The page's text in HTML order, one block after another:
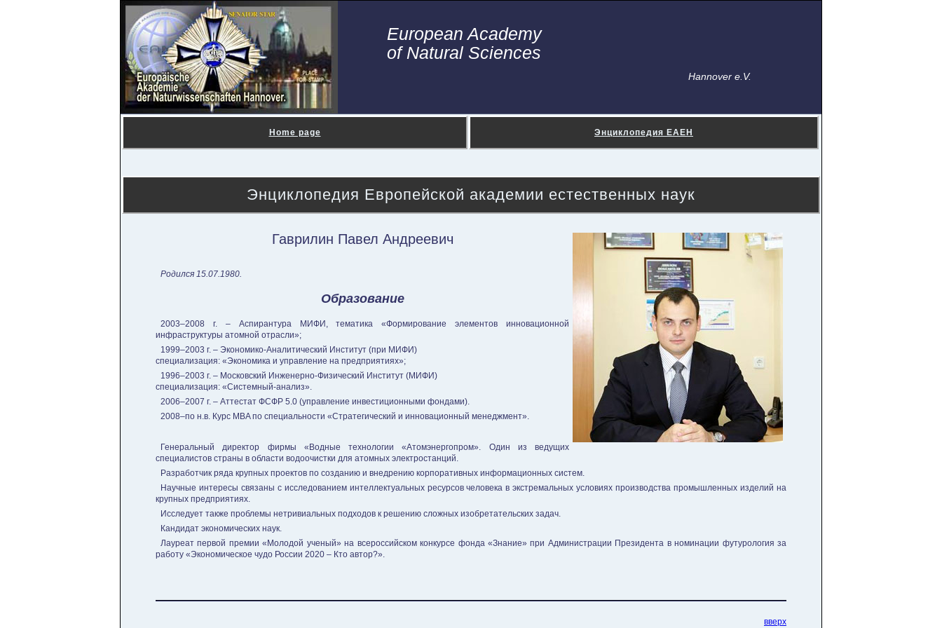
European Academy
of Natural Sciences
Hannover e.V.
Home page Энциклопедия ЕАЕН
Энциклопедия Европейской академии естественных наук
Гаврилин Павел Андреевич
Родился 15.07.1980.
Образование
2003–2008 г. – Аспирантура МИФИ, тематика «Формирование элементов инновационной
инфраструктуры атомной отрасли»;
1999–2003 г. – Экономико-Аналитический Институт (при МИФИ)
специализация: «Экономика и управление на предприятиях»;
1996–2003 г. – Московский Инженерно-Физический Институт (МИФИ)
специализация: «Системный-анализ».
2006–2007 г. – Аттестат ФСФР 5.0 (управление инвестиционными фондами).
2008–по н.в. Курс MBA по специальности «Стратегический и инновационный менеджмент».
Генеральный директор фирмы «Водные технологии «Атомэнергопром». Один из ведущих
специалистов страны в области водоочистки для атомных электростанций.
Разработчик ряда крупных проектов по созданию и внедрению корпоративных информационных систем.
Научные интересы связаны с исследованием интеллектуальных ресурсов человека в экстремальных условиях производства промышленных изделий на
крупных предприятиях.
Исследует также проблемы нетривиальных подходов к решению сложных изобретательских задач.
Кандидат экономических наук.
Лауреат первой премии «Молодой ученый» на всероссийском конкурсе фонда «Знание» при Администрации Президента в номинации футурология за
работу «Экономическое чудо России 2020 – Кто автор?».
вверх